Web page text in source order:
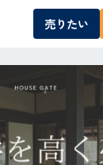
売りたい